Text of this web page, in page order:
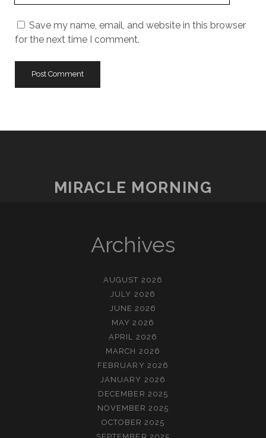
Save my name, email, and website in this browser
for the next time I comment.
MIRACLE MORNING
Archives
AUGUST 2026
JULY 2026
JUNE 2026
MAY 2026
APRIL 2026
MARCH 2026
FEBRUARY 2026
JANUARY 2026
DECEMBER 2025
NOVEMBER 2025
OCTOBER 2025